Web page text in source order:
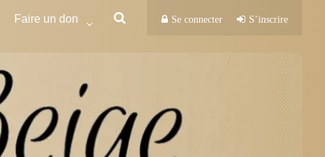
Faire un don Se connecter S’inscrire